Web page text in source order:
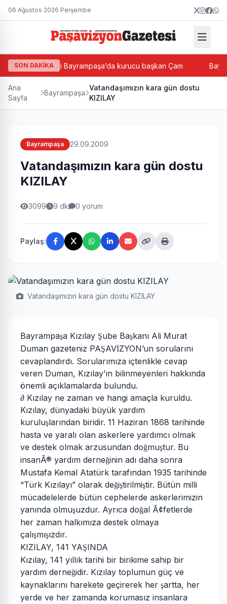
06 Ağustos 2026 Perşembe
SON DAKİKA
Yeni Parti Bayrampaşa’da kurucu başkan Çam
Ana
Sayfa
Bayrampaşa
Vatandaşımızın kara gün dostu
KIZILAY
Bayrampaşa 29.09.2009
Vatandaşımızın kara gün dostu
KIZILAY
3099 9 dk 0 yorum
Paylaş:
Vatandaşımızın kara gün dostu KIZILAY
Bayrampaşa Kızılay Şube Başkanı Ali Murat
Duman gazeteniz PAŞAVİZYON’un sorularını
cevaplandırdı. Sorularımıza içtenlikle cevap
veren Duman, Kızılay’ın bilinmeyenleri hakkında
önemli açıklamalarda bulundu.
∂ Kızılay ne zaman ve hangi amaçla kuruldu.
Kızılay, dünyadaki büyük yardım
kuruluşlarından biridir. 11 Haziran 1868 tarihinde
hasta ve yaralı olan askerlere yardımcı olmak
ve destek olmak arzusundan doğmuştur. Bu
insanÃ® yardım derneğinin adı daha sonra
Mustafa Kemal Atatürk tarafından 1935 tarihinde
“Türk Kızılayı” olarak değiştirilmiştir. Bütün milli
mücadelelerde bütün cephelerde askerlerimizin
yanında olmuşuzdur. Ayrıca doğal Ã¢fetlerde
her zaman halkımıza destek olmaya
çalışmışızdır.
KIZILAY, 141 YAŞINDA
Kızılay, 141 yıllık tarihi bir birikime sahip bir
yardım derneğidir. Kızılay toplumun güç ve
kaynaklarını harekete geçirerek her şartta, her
yerde ve her zamanda korumasız insanlara